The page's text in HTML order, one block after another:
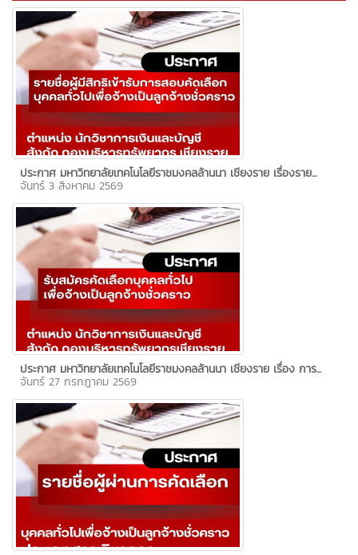
ประกาศ มหาวิทยาลัยเทคโนโลยีราชมงคลล้านนา เชียงราย เรื่องราย...
จันทร์ 3 สิงหาคม 2569
ประกาศ มหาวิทยาลัยเทคโนโลยีราชมงคลล้านนา เชียงราย เรื่อง การ...
จันทร์ 27 กรกฎาคม 2569